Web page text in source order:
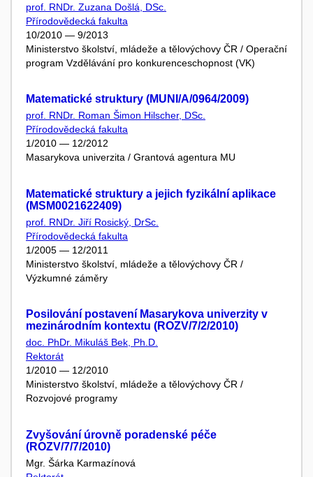
prof. RNDr. Zuzana Došlá, DSc.
Přírodovědecká fakulta
10/2010 — 9/2013
Ministerstvo školství, mládeže a tělovýchovy ČR / Operační
program Vzdělávání pro konkurenceschopnost (VK)
Matematické struktury (MUNI/A/0964/2009)
prof. RNDr. Roman Šimon Hilscher, DSc.
Přírodovědecká fakulta
1/2010 — 12/2012
Masarykova univerzita / Grantová agentura MU
Matematické struktury a jejich fyzikální aplikace
(MSM0021622409)
prof. RNDr. Jiří Rosický, DrSc.
Přírodovědecká fakulta
1/2005 — 12/2011
Ministerstvo školství, mládeže a tělovýchovy ČR /
Výzkumné záměry
Posilování postavení Masarykova univerzity v
mezinárodním kontextu (ROZV/7/2/2010)
doc. PhDr. Mikuláš Bek, Ph.D.
Rektorát
1/2010 — 12/2010
Ministerstvo školství, mládeže a tělovýchovy ČR /
Rozvojové programy
Zvyšování úrovně poradenské péče
(ROZV/7/7/2010)
Mgr. Šárka Karmazínová